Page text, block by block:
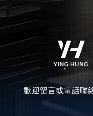
歡迎留言或電話聯